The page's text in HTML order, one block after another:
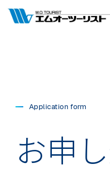
Application form
お申